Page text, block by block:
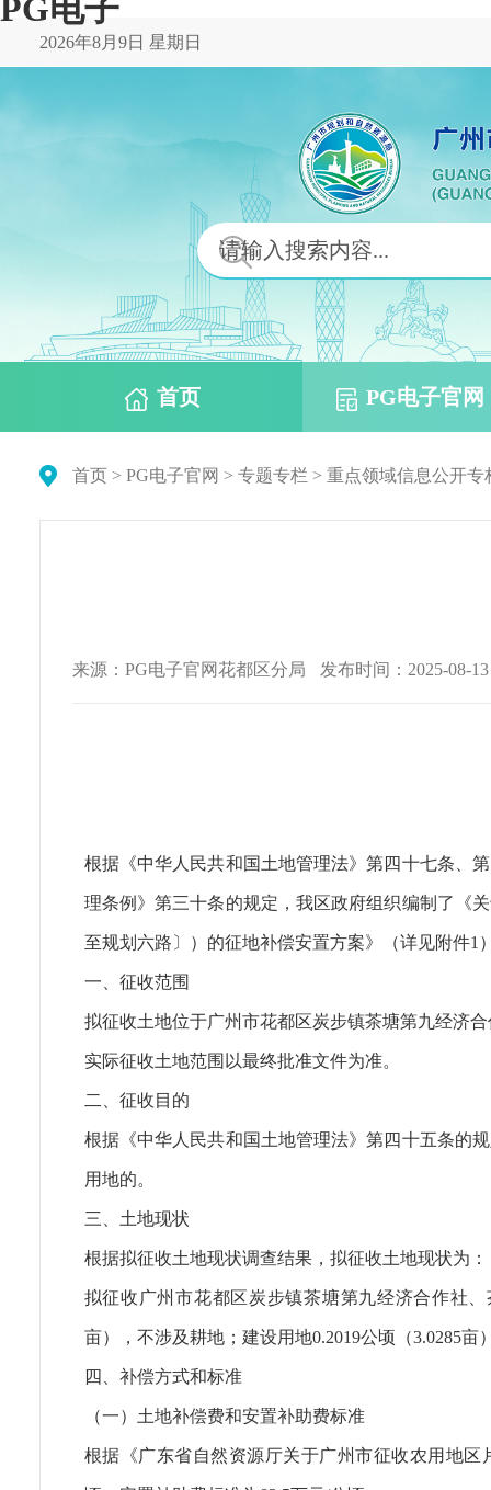
PG电子
2026年8月9日 星期日
首页 PG电子官网
首页 > PG电子官网 > 专题专栏 > 重点领域信息公开专
来源：PG电子官网花都区分局 发布时间：2025-08-13
根据《中华人民共和国土地管理法》第四十七条、
理条例》第三十条的规定，我区政府组织编制了《
至规划六路〕）的征地补偿安置方案》（详见附件
一、征收范围
拟征收土地位于广州市花都区炭步镇茶塘第九经济
实际征收土地范围以最终批准文件为准。
二、征收目的
根据《中华人民共和国土地管理法》第四十五条的
用地的。
三、土地现状
根据拟征收土地现状调查结果，拟征收土地现状为：
拟征收广州市花都区炭步镇茶塘第九经济合作社、
亩），不涉及耕地；建设用地0.2019公顷（3.0285亩
四、补偿方式和标准
（一）土地补偿费和安置补助费标准
根据《广东省自然资源厅关于广州市征收农用地区